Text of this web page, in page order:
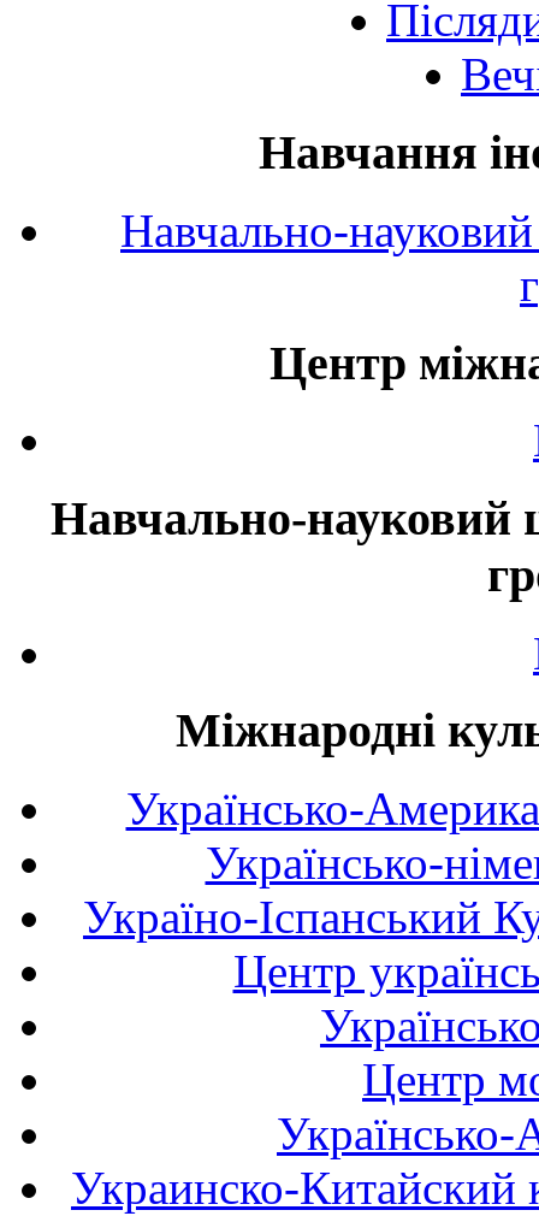
Навчання
Навчально-
Центр
Навчально-науковий
Міжнародні
Українсько-
Українсько-
Україно-Іспанський
Центр
Центр
Українсько-
Украинско-Китайский